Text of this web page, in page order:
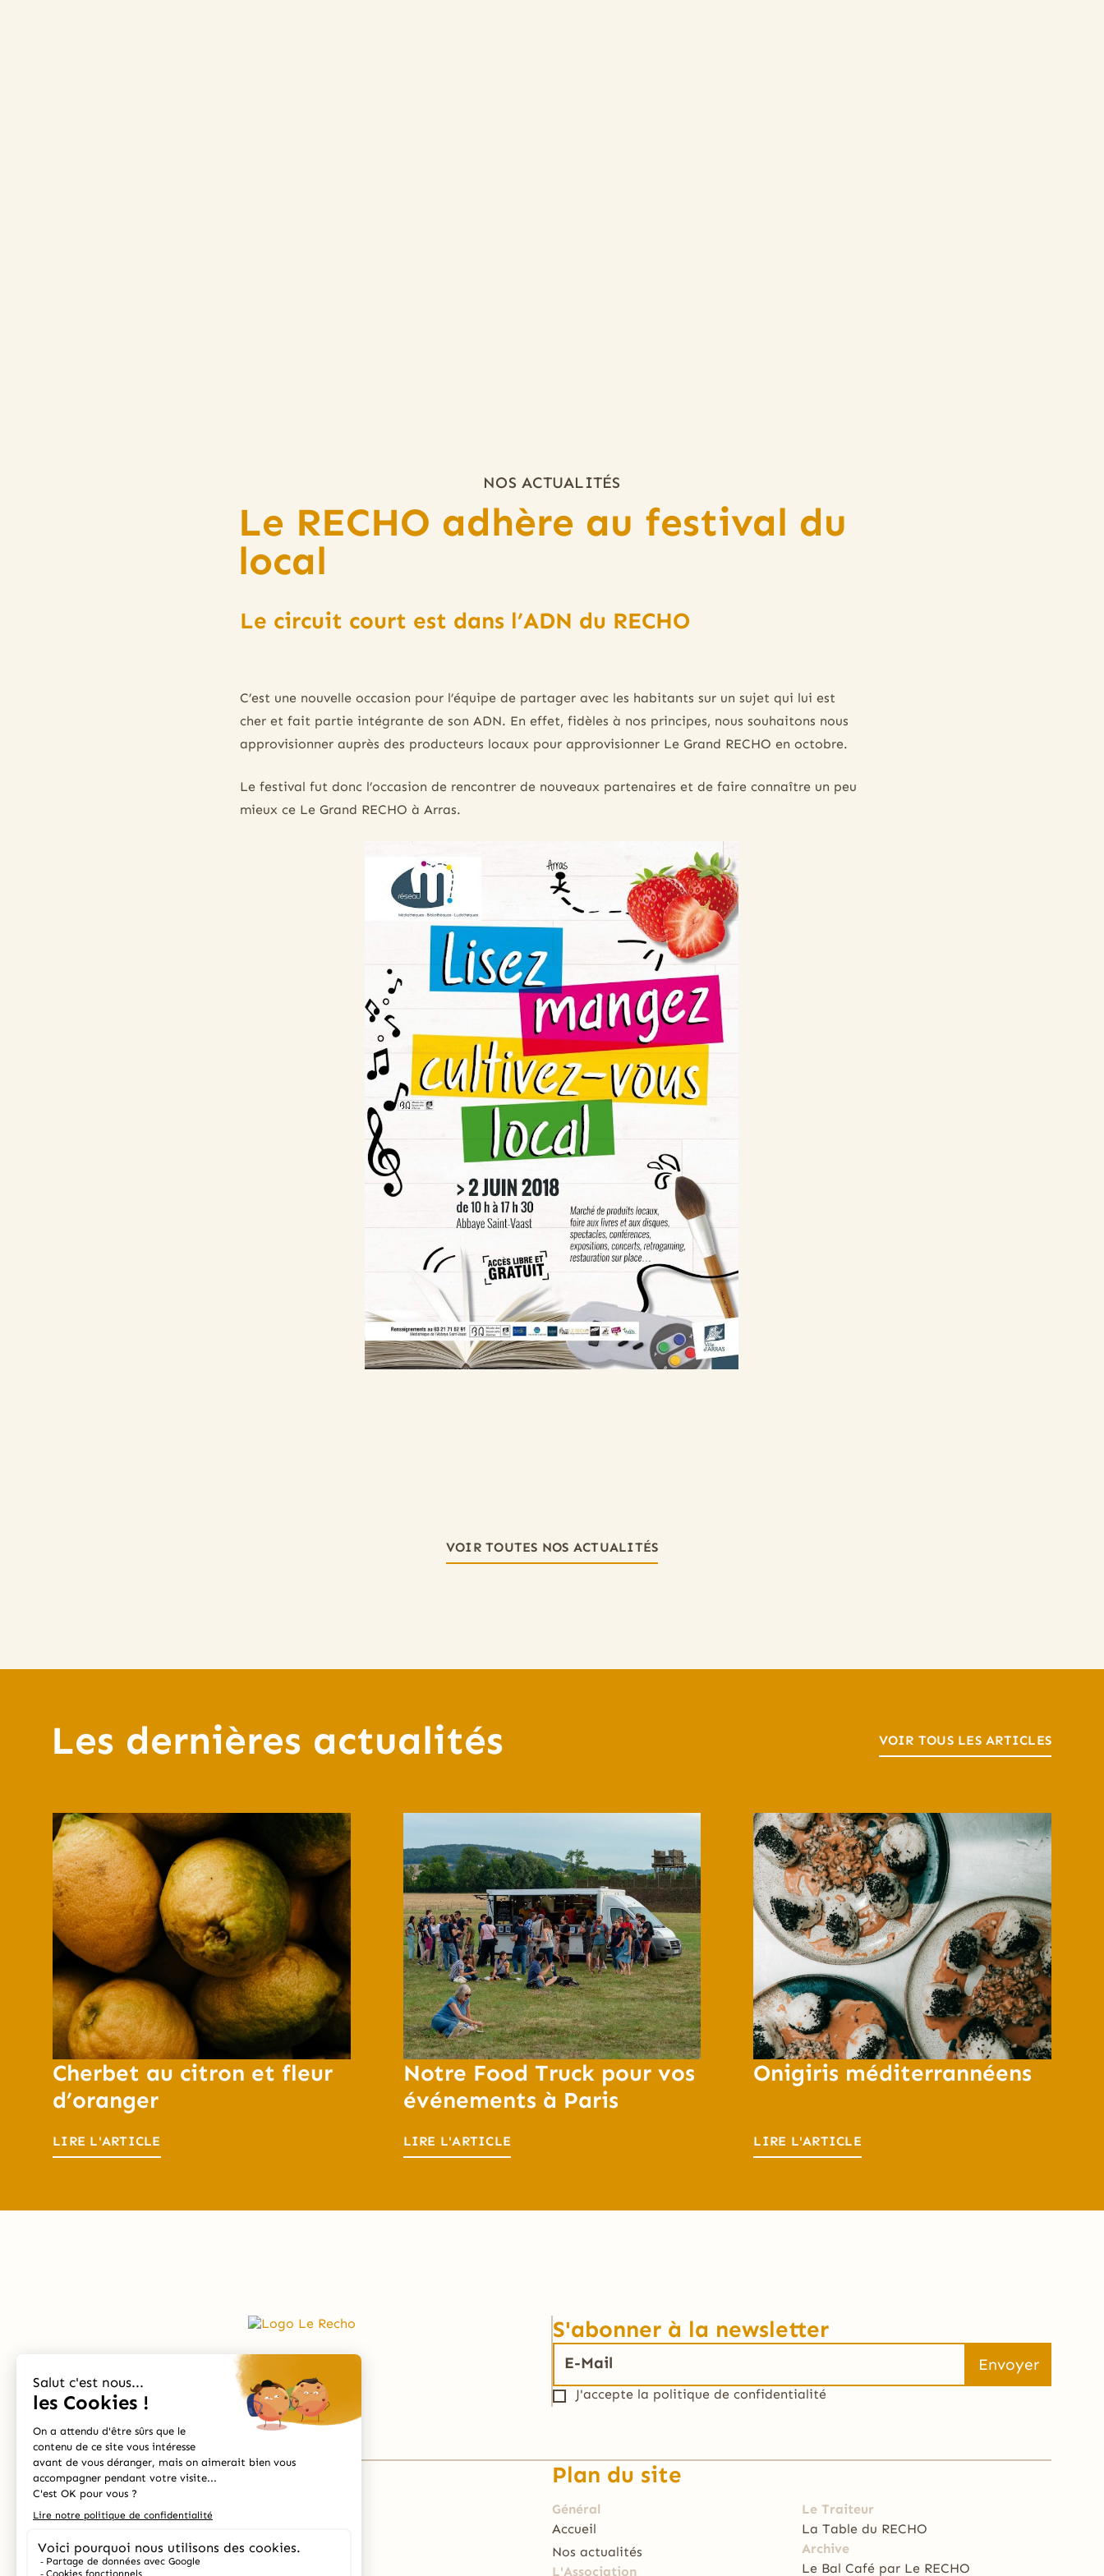
NOS ACTUALITÉS
Le RECHO adhère au festival du
local
Le circuit court est dans l’ADN du RECHO
C’est une nouvelle occasion pour l’équipe de partager avec les habitants sur un sujet qui lui est
cher et fait partie intégrante de son ADN. En effet, fidèles à nos principes, nous souhaitons nous
approvisionner auprès des producteurs locaux pour approvisionner Le Grand RECHO en octobre.
Le festival fut donc l’occasion de rencontrer de nouveaux partenaires et de faire connaître un peu
mieux ce Le Grand RECHO à Arras.
VOIR TOUTES NOS ACTUALITÉS
Les dernières actualités VOIR TOUS LES ARTICLES
Cherbet au citron et fleur
d’oranger
LIRE L'ARTICLE
Notre Food Truck pour vos
événements à Paris
LIRE L'ARTICLE
Onigiris méditerrannéens
LIRE L'ARTICLE
S'abonner à la newsletter
J'accepte la politique de confidentialité
Contact
Écrivez-nous:contact@lerecho.com
Plan du site
Général
Accueil
Nos actualités
L'Association
Le Traiteur
La Table du RECHO
Archive
Le Bal Café par Le RECHO